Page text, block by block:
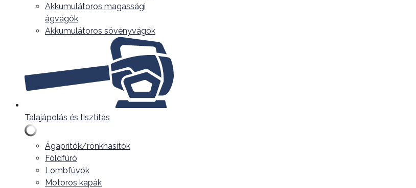
Akkumulátoros magassági
ágvágók
Akkumulátoros sövényvágók
Talajápolás és tisztítás
Ágaprítók/rönkhasítók
Földfúró
Lombfúvók
Motoros kapák